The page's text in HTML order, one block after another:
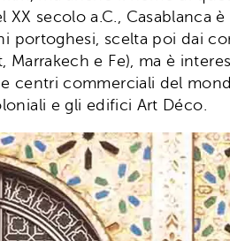
secolo a.C.,
portoghesi, scelta poi dai
e Fe), ma è
centri commerciali del
e gli edifici Art Déco.